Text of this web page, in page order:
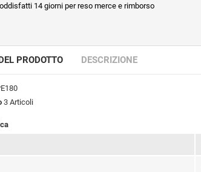
14 giorni per reso merce e rimborso
PRODOTTO DESCRIZIONE
3 Articoli